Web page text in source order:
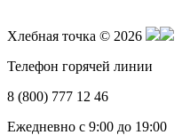
Хлебная точка © 2026
Телефон горячей линии
8 (800) 777 12 46
Ежедневно с 9:00 до 19:00